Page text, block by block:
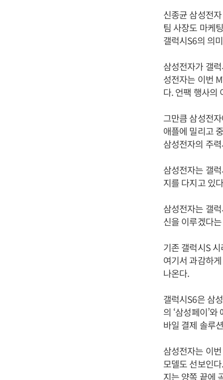
신종균 삼성전
팀 사장도 마케
갤럭시S6의 의
삼성전자가 갤
성전자는 이번
다. 언팩 행사의
그만큼 삼성전
애플에 밀리고
삼성전자의 주
삼성전자는 갤
지를 다지고 있
삼성전자는 갤
신을 이루겠다
기존 갤럭시S
여기서 과감하
나온다.
갤럭시S6은 삼
의 ‘삼성페이’
바일 결제 솔루
삼성전자는 이
모델도 선보인
지는 양쪽 끝에